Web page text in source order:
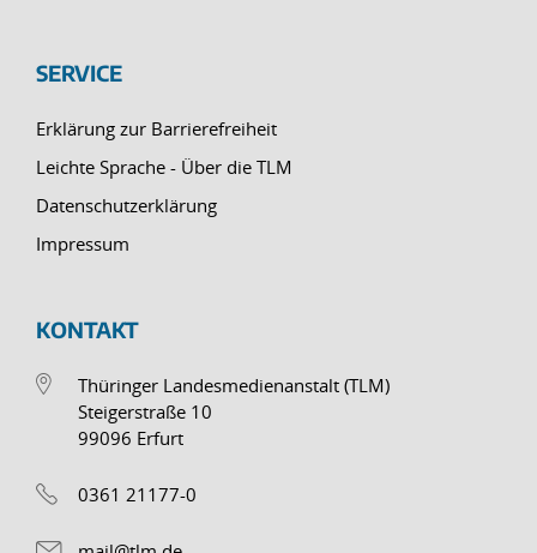
SERVICE
Erklärung zur Barrierefreiheit
Leichte Sprache - Über die TLM
Datenschutzerklärung
Impressum
KONTAKT
Thüringer Landesmedienanstalt (TLM)
Steigerstraße 10
99096 Erfurt
0361 21177-0